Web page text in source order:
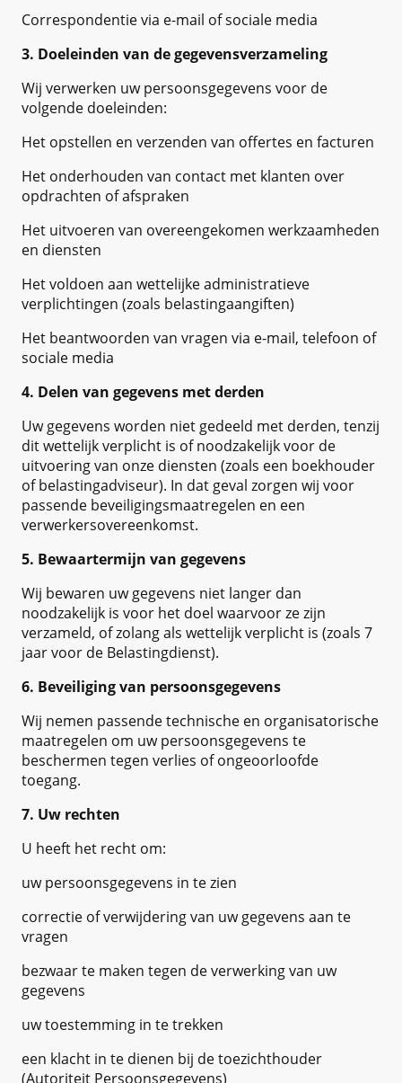
Correspondentie via e-mail of sociale media
3. Doeleinden van de gegevensverzameling
Wij verwerken uw persoonsgegevens voor de
volgende doeleinden:
Het opstellen en verzenden van offertes en facturen
Het onderhouden van contact met klanten over
opdrachten of afspraken
Het uitvoeren van overeengekomen werkzaamheden
en diensten
Het voldoen aan wettelijke administratieve
verplichtingen (zoals belastingaangiften)
Het beantwoorden van vragen via e-mail, telefoon of
sociale media
4. Delen van gegevens met derden
Uw gegevens worden niet gedeeld met derden, tenzij
dit wettelijk verplicht is of noodzakelijk voor de
uitvoering van onze diensten (zoals een boekhouder
of belastingadviseur). In dat geval zorgen wij voor
passende beveiligingsmaatregelen en een
verwerkersovereenkomst.
5. Bewaartermijn van gegevens
Wij bewaren uw gegevens niet langer dan
noodzakelijk is voor het doel waarvoor ze zijn
verzameld, of zolang als wettelijk verplicht is (zoals 7
jaar voor de Belastingdienst).
6. Beveiliging van persoonsgegevens
Wij nemen passende technische en organisatorische
maatregelen om uw persoonsgegevens te
beschermen tegen verlies of ongeoorloofde
toegang.
7. Uw rechten
U heeft het recht om:
uw persoonsgegevens in te zien
correctie of verwijdering van uw gegevens aan te
vragen
bezwaar te maken tegen de verwerking van uw
gegevens
uw toestemming in te trekken
een klacht in te dienen bij de toezichthouder
(Autoriteit Persoonsgegevens)